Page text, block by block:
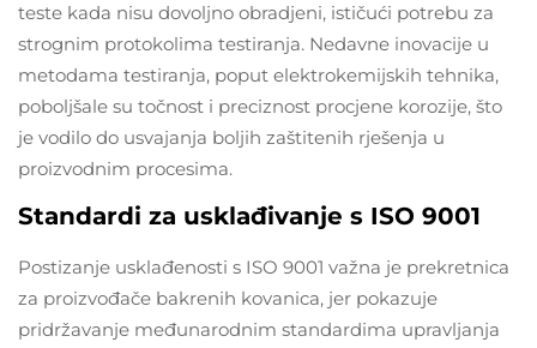
teste kada nisu dovoljno obradjeni, ističući potrebu za
strognim protokolima testiranja. Nedavne inovacije u
metodama testiranja, poput elektrokemijskih tehnika,
poboljšale su točnost i preciznost procjene korozije, što
je vodilo do usvajanja boljih zaštitenih rješenja u
proizvodnim procesima.
Standardi za usklađivanje s ISO 9001
Postizanje usklađenosti s ISO 9001 važna je prekretnica
za proizvođače bakrenih kovanica, jer pokazuje
pridržavanje međunarodnim standardima upravljanja